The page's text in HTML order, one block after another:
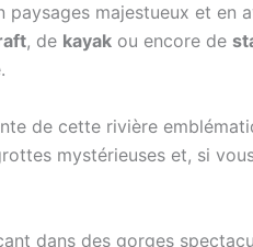
paysages majestueux et en
, de kayak ou encore de
de cette rivière
mystérieuses et, si
dans des gorges